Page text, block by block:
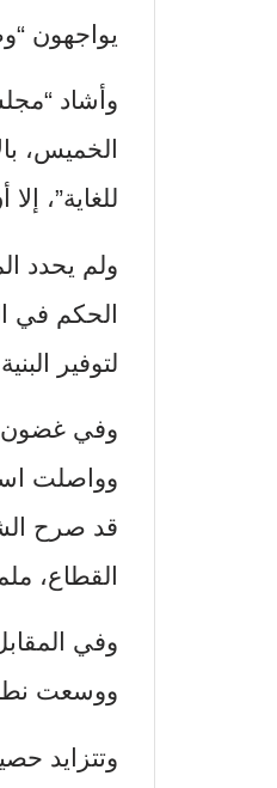
يواجهون
وأشاد
الخميس،
للغاية”،
ولم يحدد
الحكم في
لتوفير
وفي غضون
وواصلت
القطاع،
وفي
ووسعت